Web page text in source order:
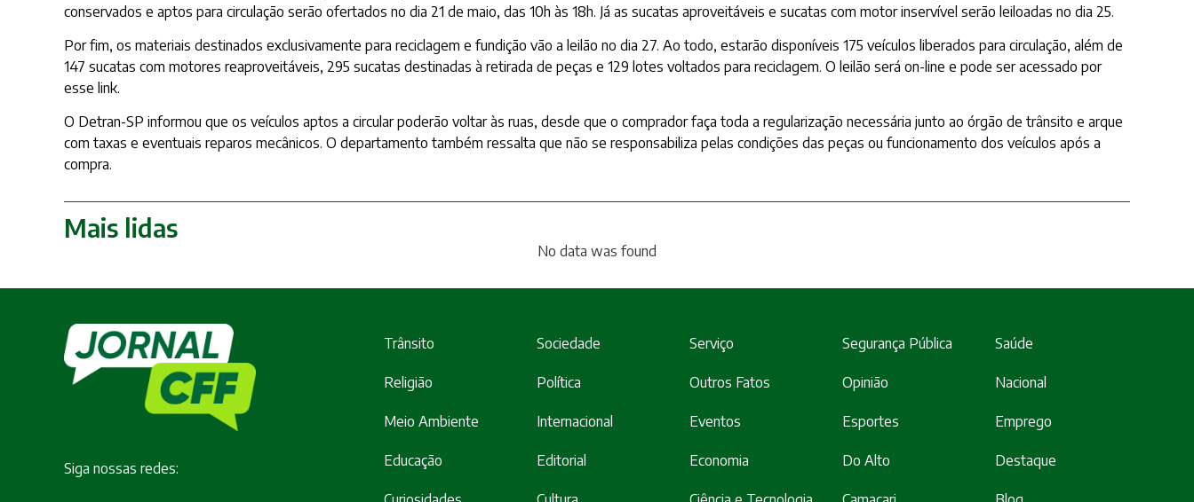
conservados e aptos para circulação serão ofertados no dia 21 de maio, das 10h às 18h. Já as sucatas aproveitáveis e sucatas com motor inservível serão leiloadas no dia 25.
Por fim, os materiais destinados exclusivamente para reciclagem e fundição vão a leilão no dia 27. Ao todo, estarão disponíveis 175 veículos liberados para circulação, além de
147 sucatas com motores reaproveitáveis, 295 sucatas destinadas à retirada de peças e 129 lotes voltados para reciclagem. O leilão será on-line e pode ser acessado por
esse link.
O Detran-SP informou que os veículos aptos a circular poderão voltar às ruas, desde que o comprador faça toda a regularização necessária junto ao órgão de trânsito e arque
com taxas e eventuais reparos mecânicos. O departamento também ressalta que não se responsabiliza pelas condições das peças ou funcionamento dos veículos após a
compra.
Mais lidas
No data was found
Siga nossas redes:
Trânsito Sociedade Serviço Segurança Pública Saúde
Religião Política Outros Fatos Opinião Nacional
Meio Ambiente Internacional Eventos Esportes Emprego
Educação Editorial Economia Do Alto Destaque